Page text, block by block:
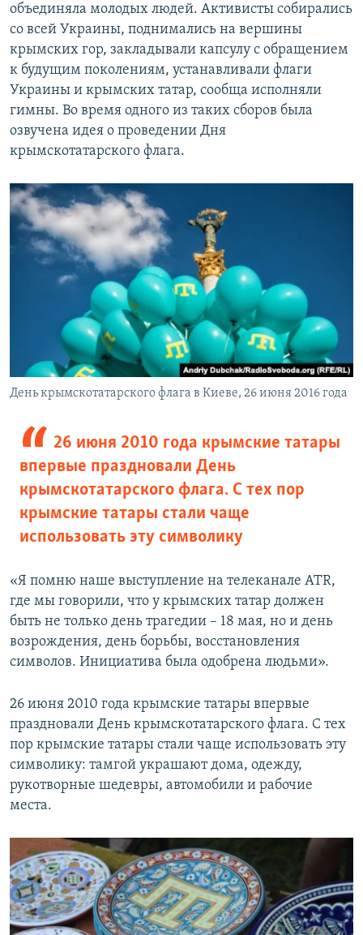
объединяла молодых людей. Активисты собирались
со всей Украины, поднимались на вершины
крымских гор, закладывали капсулу с обращением
к будущим поколениям, устанавливали флаги
Украины и крымских татар, сообща исполняли
гимны. Во время одного из таких сборов была
озвучена идея о проведении Дня
крымскотатарского флага.
День крымскотатарского флага в Киеве, 26 июня 2016 года
26 июня 2010 года крымские татары
впервые праздновали День
крымскотатарского флага. С тех пор
крымские татары стали чаще
использовать эту символику
«Я помню наше выступление на телеканале ATR,
где мы говорили, что у крымских татар должен
быть не только день трагедии – 18 мая, но и день
возрождения, день борьбы, восстановления
символов. Инициатива была одобрена людьми».
26 июня 2010 года крымские татары впервые
праздновали День крымскотатарского флага. С тех
пор крымские татары стали чаще использовать эту
символику: тамгой украшают дома, одежду,
рукотворные шедевры, автомобили и рабочие
места.